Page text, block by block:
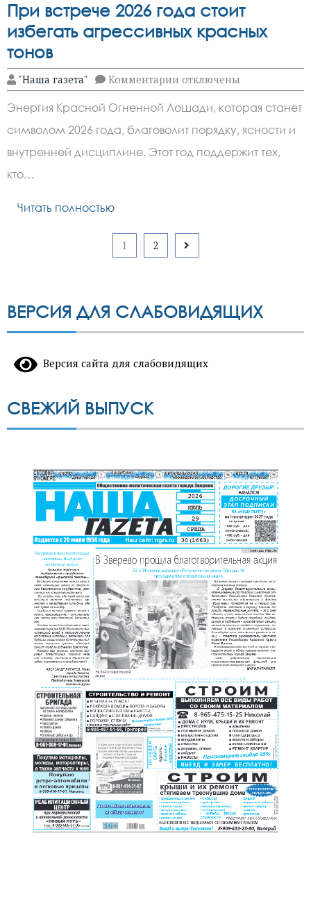
При встрече 2026 года стоит
избегать агрессивных красных
тонов
"Наша газета" Комментарии к
записи
встрече
2026
года
стоит
избегать
отключены
Энергия Красной Огненной Лошади, которая станет
символом 2026 года, благоволит порядку, ясности и
внутренней дисциплине. Этот год поддержит тех,
кто…
Читать полностью
1 2
ВЕРСИЯ ДЛЯ СЛАБОВИДЯЩИХ
Версия сайта для слабовидящих
СВЕЖИЙ ВЫПУСК